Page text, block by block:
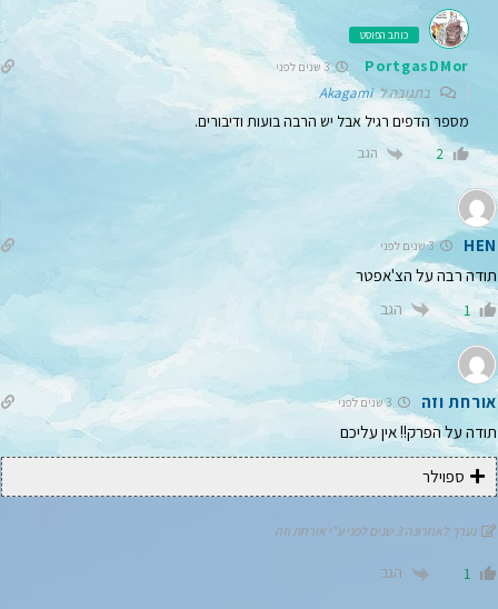
כותב הפוסט
PortgasDMor 3 שנים לפני
בתגובה לAkagami
מספר הדפים רגיל אבל יש הרבה בועות ודיבורים.
2 הגב
HEN 3 שנים לפני
תודה רבה על הצ'אפטר
1 הגב
אורחת וזה 3 שנים לפני
תודה על הפרק!! אין עליכם
ספוילר
נערך לאחרונה 3 שנים לפני ע"י אורחת וזה
1 הגב